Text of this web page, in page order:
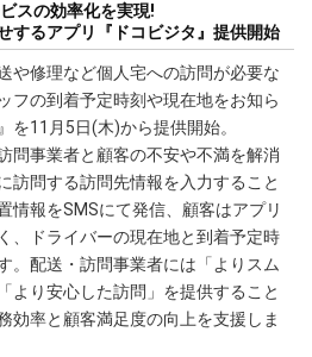
スの効率化を実現!
するアプリ『ドコビジタ』提供開始
や修理など個人宅への訪問が必要な
フの到着予定時刻や現在地をお知ら
を11月5日(木)から提供開始。
問事業者と顧客の不安や不満を解消
訪問する訪問先情報を入力すること
情報をSMSにて発信、顧客はアプリ
、ドライバーの現在地と到着予定時
。配送・訪問事業者には「よりスム
より安心した訪問」を提供すること
効率と顧客満足度の向上を支援しま